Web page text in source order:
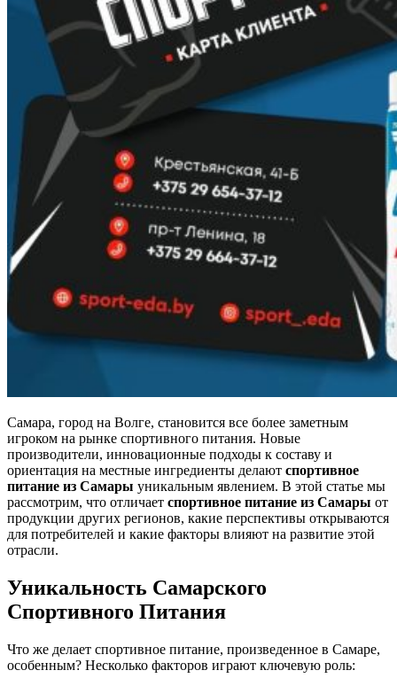
Самара, город на Волге, становится все более заметным
игроком на рынке спортивного питания. Новые
производители, инновационные подходы к составу и
ориентация на местные ингредиенты делают спортивное
питание из Самары уникальным явлением. В этой статье мы
рассмотрим, что отличает спортивное питание из Самары от
продукции других регионов, какие перспективы открываются
для потребителей и какие факторы влияют на развитие этой
отрасли.
Уникальность Самарского
Спортивного Питания
Что же делает спортивное питание, произведенное в Самаре,
особенным? Несколько факторов играют ключевую роль: